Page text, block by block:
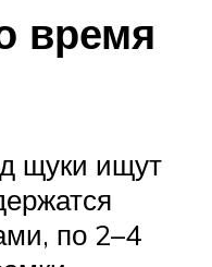
время
щуки ищут
по 2–4